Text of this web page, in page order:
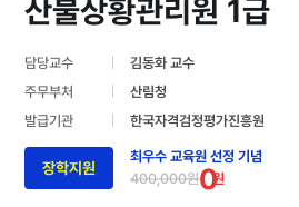
산불상황관리원 1급
담당교수
김동화 교수
주무부처
산림청
발급기관
한국자격검정평가진흥원
장학지원
최우수 교육원 선정 기념
400,000원0원